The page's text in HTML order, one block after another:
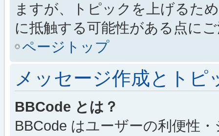
ますが、トピックを上げるた
に抵触する可能性がある点に
ページトップ
メッセージ作成とトピ
BBCode とは？
BBCode はユーザーの利便性